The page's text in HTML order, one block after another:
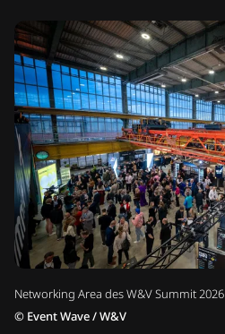
Networking Area des W&V Summit 2026
© Event Wave / W&V